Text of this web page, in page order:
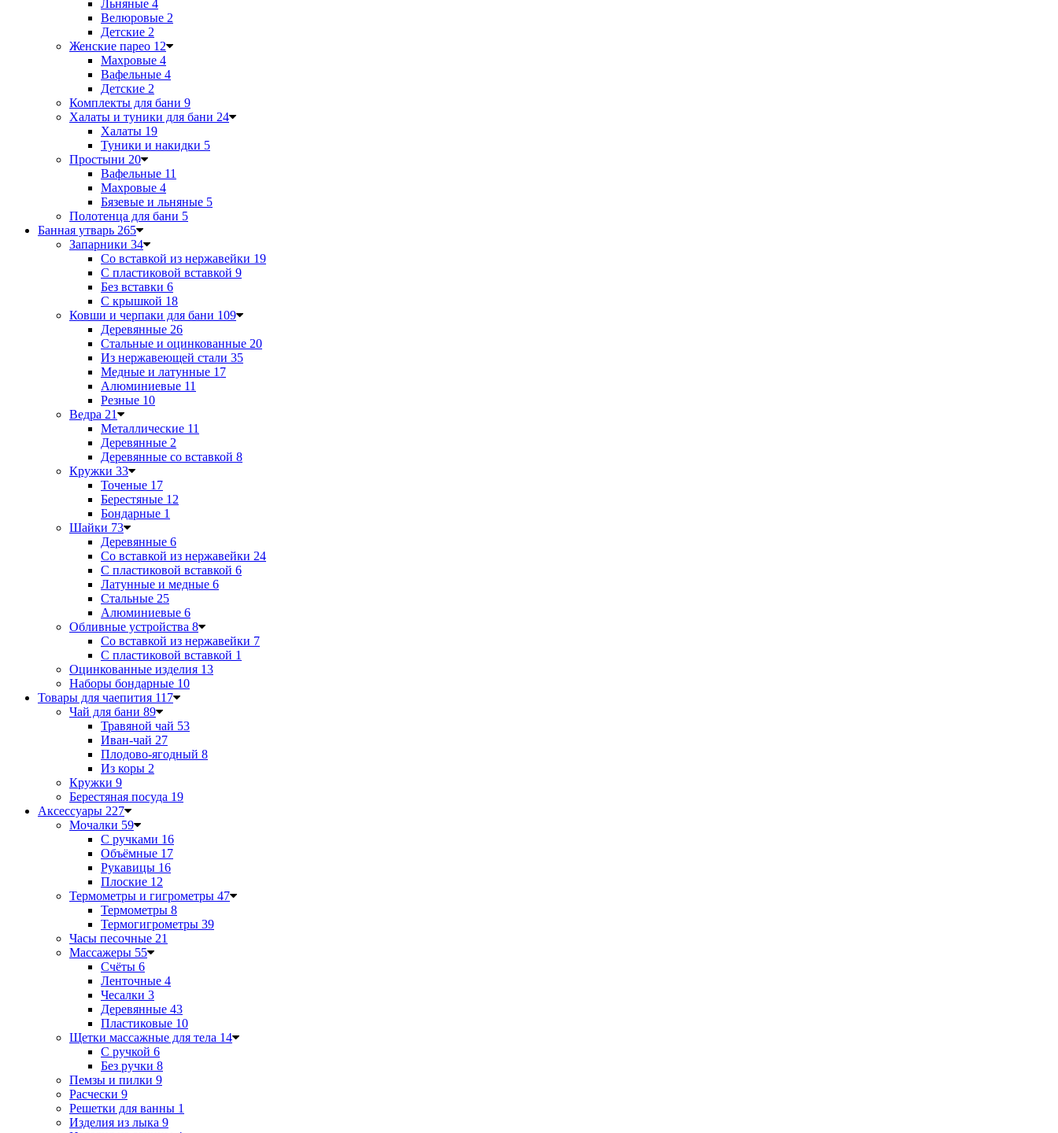
Льняные 4
Велюровые 2
Детские 2
Женские парео 12
Махровые 4
Вафельные 4
Детские 2
Комплекты для бани 9
Халаты и туники для бани 24
Халаты 19
Туники и накидки 5
Простыни 20
Вафельные 11
Махровые 4
Бязевые и льняные 5
Полотенца для бани 5
Банная утварь 265
Запарники 34
Со вставкой из нержавейки 19
С пластиковой вставкой 9
Без вставки 6
С крышкой 18
Ковши и черпаки для бани 109
Деревянные 26
Стальные и оцинкованные 20
Из нержавеющей стали 35
Медные и латунные 17
Алюминиевые 11
Резные 10
Ведра 21
Металлические 11
Деревянные 2
Деревянные со вставкой 8
Кружки 33
Точеные 17
Берестяные 12
Бондарные 1
Шайки 73
Деревянные 6
Со вставкой из нержавейки 24
С пластиковой вставкой 6
Латунные и медные 6
Стальные 25
Алюминиевые 6
Обливные устройства 8
Со вставкой из нержавейки 7
С пластиковой вставкой 1
Оцинкованные изделия 13
Наборы бондарные 10
Товары для чаепития 117
Чай для бани 89
Травяной чай 53
Иван-чай 27
Плодово-ягодный 8
Из коры 2
Кружки 9
Берестяная посуда 19
Аксессуары 227
Мочалки 59
С ручками 16
Объёмные 17
Рукавицы 16
Плоские 12
Термометры и гигрометры 47
Термометры 8
Термогигрометры 39
Часы песочные 21
Массажеры 55
Счёты 6
Ленточные 4
Чесалки 3
Деревянные 43
Пластиковые 10
Щетки массажные для тела 14
С ручкой 6
Без ручки 8
Пемзы и пилки 9
Расчески 9
Решетки для ванны 1
Изделия из лыка 9